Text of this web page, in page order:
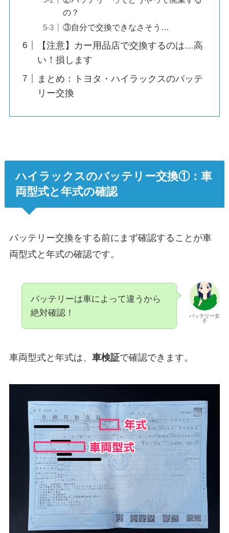
の？
③自分で交換できなさそう…
【注意】カー用品店で交換するのは…高
い！損します
まとめ：トヨタ・ハイラックスのバッテ
リー交換
ハイラックスのバッテリー交換①：車
両型式と年式の確認
バッテリー交換をする前にまず確認することが車
両型式と年式の確認です。
バッテリー女
子
バッテリーは車によって違うから
絶対確認！
車両型式と年式は、 車検証で確認できます。